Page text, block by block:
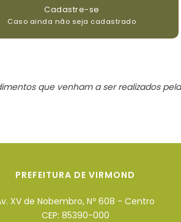
Cadastre-se
Caso ainda não seja cadastrado
que venham a ser realizados
PREFEITURA DE VIRMOND
XV de Nobembro, Nº 608 - Centro
CEP: 85390-000